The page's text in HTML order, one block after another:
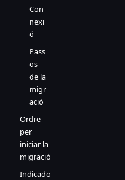
Con
nexi
ó
Pass
os
de la
migr
ació
Ordre
per
iniciar la
migració
Indicado